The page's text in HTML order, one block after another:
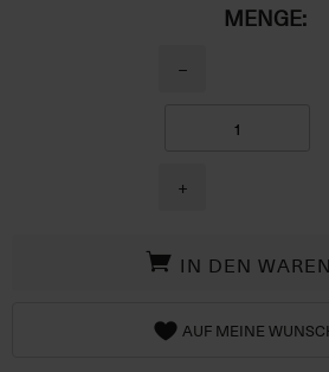
MENGE:
−
+
IN DEN
AUF MEINE